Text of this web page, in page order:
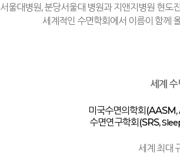
서울대병원, 분당서울대 병원과 지앤지병원 현도
세계적인 수면학회에서 이름이 함께
세계 수
미국수면의학회 (AASM,
수면연구학회 (SRS,
세계 최대